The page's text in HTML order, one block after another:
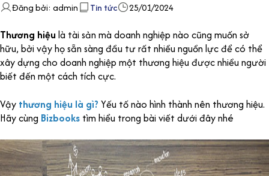
Đăng bởi: admin Tin tức 25/01/2024
Thương hiệu là tài sản mà doanh nghiệp nào cũng muốn sở
hữu, bởi vậy họ sẵn sàng đầu tư rất nhiều nguồn lực để có thể
xây dựng cho doanh nghiệp một thương hiệu được nhiều người
biết đến một cách tích cực.
Vậy thương hiệu là gì? Yếu tố nào hình thành nên thương hiệu.
Hãy cùng Bizbooks tìm hiểu trong bài viết dưới đây nhé